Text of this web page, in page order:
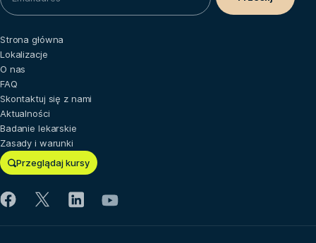
Przeglądaj kursy
Strona główna
Lokalizacje
O nas
FAQ
Skontaktuj się z nami
Aktualności
Badanie lekarskie
Zasady i warunki